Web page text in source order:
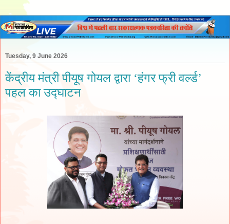
Tuesday, 9 June 2026
केंद्रीय मंत्री पीयूष गोयल द्वारा ‘हंगर फ्री वर्ल्ड’
पहल का उद्घाटन